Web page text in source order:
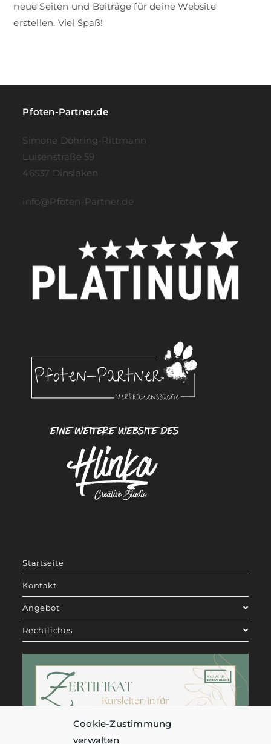
Cookie-Zustimmung
verwalten
neue Seiten und Beiträge für deine Website
erstellen. Viel Spaß!
Pfoten-Partner.de
Simone Döhring-Rittmann
Luisenstraße 59
46537 Dinslaken
info@Pfoten-Partner.de
Startseite
Kontakt
Angebot
Rechtliches